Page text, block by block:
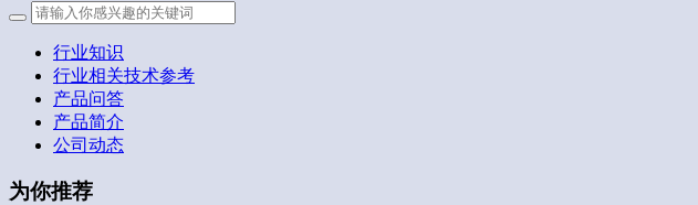
行业知识
行业相关技术参考
产品问答
产品简介
公司动态
为你推荐